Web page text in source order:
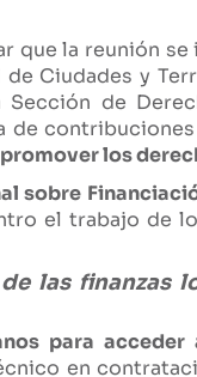
que la reunión
Ciudades y
de
los
sobre
el trabajo de
las finanzas
para
en